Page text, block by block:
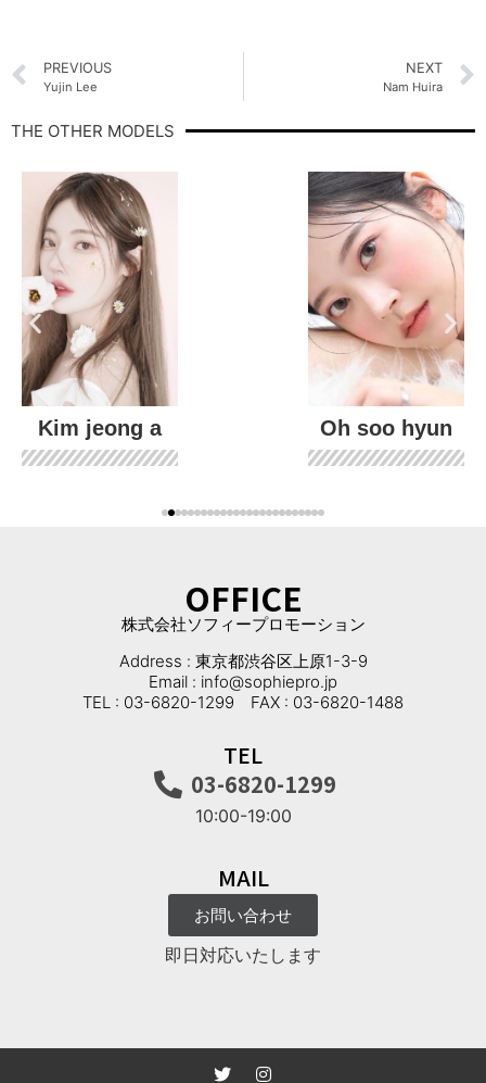
PREVIOUS
Yujin Lee
NEXT
Nam Huira
THE OTHER MODELS
Kim jeong a Oh soo hyun
OFFICE
株式会社ソフィープロモーション
Address : 東京都渋谷区上原1-3-9
Email : info@sophiepro.jp
TEL : 03-6820-1299 FAX : 03-6820-1488
TEL
03-6820-1299
10:00-19:00
MAIL
お問い合わせ
即日対応いたします